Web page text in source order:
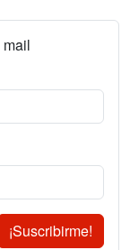
¡Suscribirme!